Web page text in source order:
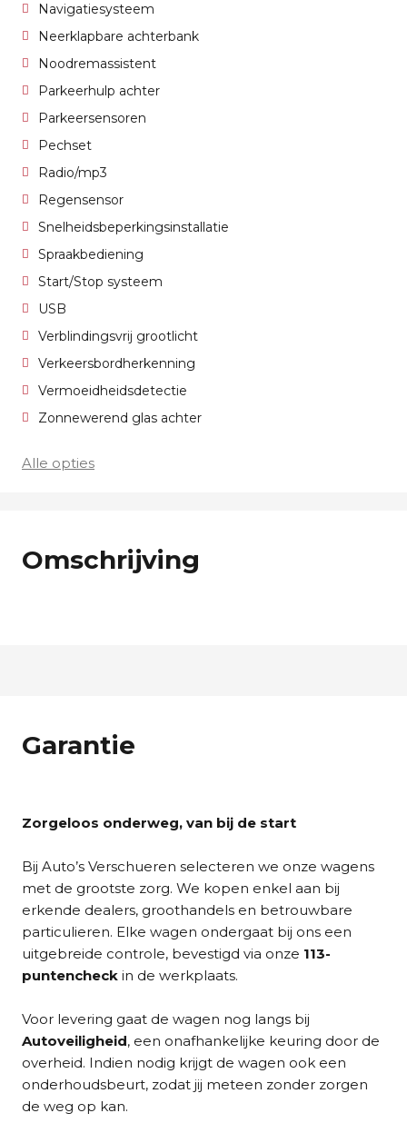
Navigatiesysteem
Neerklapbare achterbank
Noodremassistent
Parkeerhulp achter
Parkeersensoren
Pechset
Radio/mp3
Regensensor
Snelheidsbeperkingsinstallatie
Spraakbediening
Start/Stop systeem
USB
Verblindingsvrij grootlicht
Verkeersbordherkenning
Vermoeidheidsdetectie
Zonnewerend glas achter
Alle opties
Omschrijving
Garantie
Zorgeloos onderweg, van bij de start
Bij Auto’s Verschueren selecteren we onze wagens
met de grootste zorg. We kopen enkel aan bij
erkende dealers, groothandels en betrouwbare
particulieren. Elke wagen ondergaat bij ons een
uitgebreide controle, bevestigd via onze 113-
puntencheck in de werkplaats.
Voor levering gaat de wagen nog langs bij
Autoveiligheid, een onafhankelijke keuring door de
overheid. Indien nodig krijgt de wagen ook een
onderhoudsbeurt, zodat jij meteen zonder zorgen
de weg op kan.